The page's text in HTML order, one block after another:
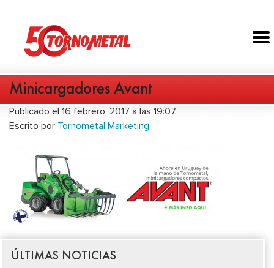
Minicargadores Avant
Publicado el 16 febrero, 2017 a las 19:07.
Escrito por Tornometal Marketing
ÚLTIMAS NOTICIAS